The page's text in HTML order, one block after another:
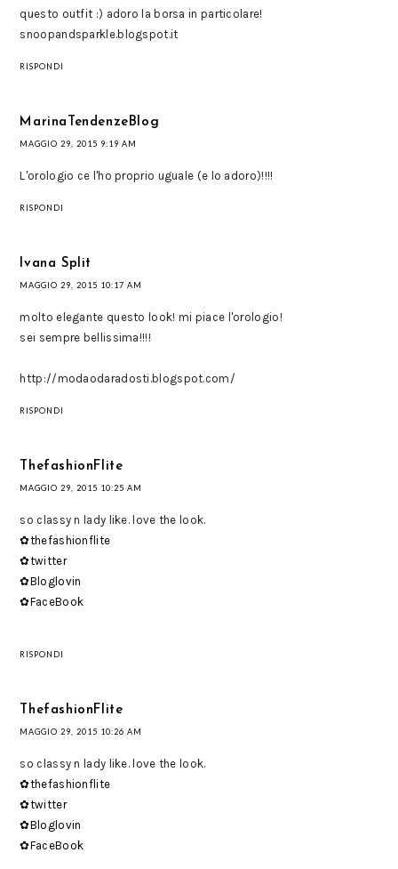
questo outfit :) adoro la borsa in particolare!
snoopandsparkle.blogspot.it
RISPONDI
MarinaTendenzeBlog
MAGGIO 29, 2015 9:19 AM
L'orologio ce l'ho proprio uguale (e lo adoro)!!!!
RISPONDI
Ivana Split
MAGGIO 29, 2015 10:17 AM
molto elegante questo look! mi piace l'orologio!
sei sempre bellissima!!!!
http://modaodaradosti.blogspot.com/
RISPONDI
ThefashionFlite
MAGGIO 29, 2015 10:25 AM
so classy n lady like. love the look.
✿thefashionflite
✿twitter
✿Bloglovin
✿FaceBook
RISPONDI
ThefashionFlite
MAGGIO 29, 2015 10:26 AM
so classy n lady like. love the look.
✿thefashionflite
✿twitter
✿Bloglovin
✿FaceBook